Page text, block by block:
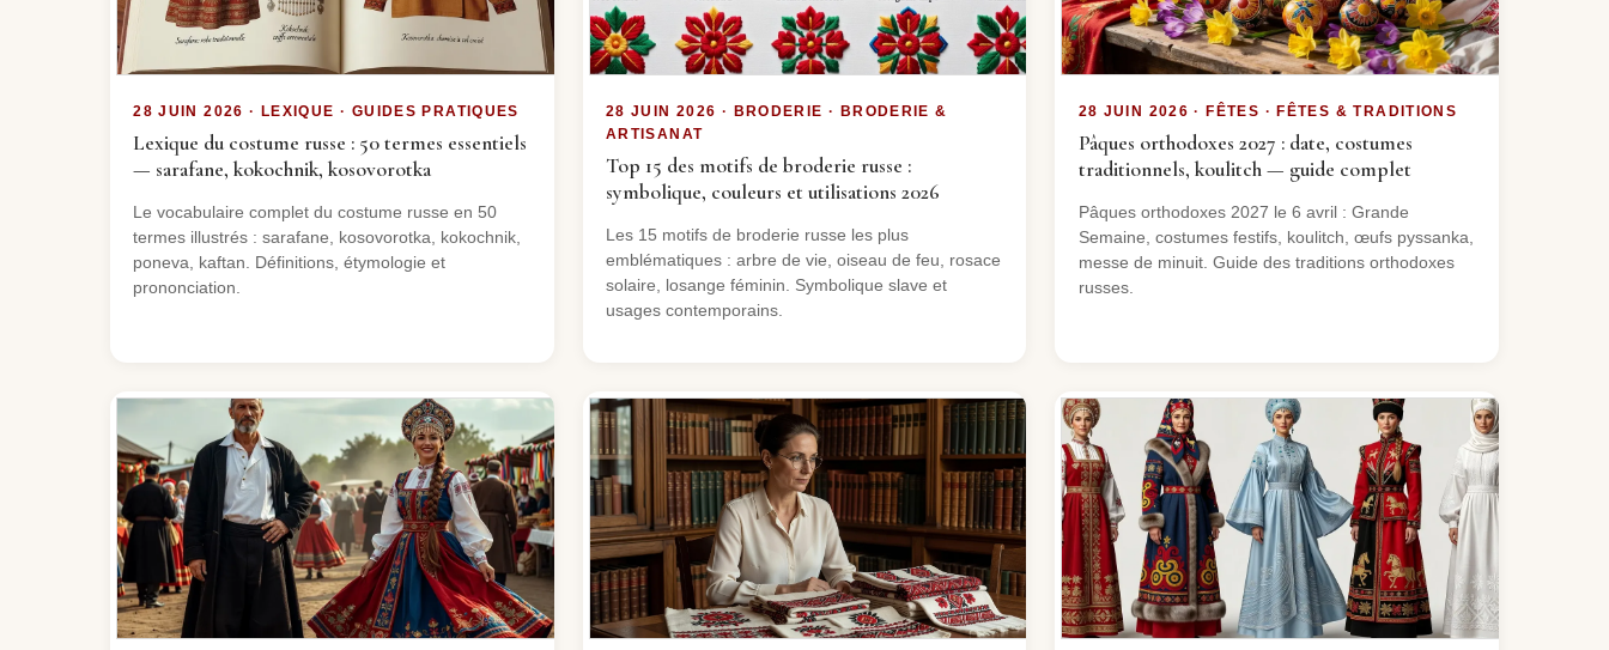
28 JUIN 2026 · LEXIQUE · GUIDES PRATIQUES
Lexique du costume russe : 50 termes essentiels
— sarafane, kokochnik, kosovorotka
Le vocabulaire complet du costume russe en 50
termes illustrés : sarafane, kosovorotka, kokochnik,
poneva, kaftan. Définitions, étymologie et
prononciation.
28 JUIN 2026 · BRODERIE · BRODERIE &
ARTISANAT
Top 15 des motifs de broderie russe :
symbolique, couleurs et utilisations 2026
Les 15 motifs de broderie russe les plus
emblématiques : arbre de vie, oiseau de feu, rosace
solaire, losange féminin. Symbolique slave et
usages contemporains.
28 JUIN 2026 · FÊTES · FÊTES & TRADITIONS
Pâques orthodoxes 2027 : date, costumes
traditionnels, koulitch — guide complet
Pâques orthodoxes 2027 le 6 avril : Grande
Semaine, costumes festifs, koulitch, œufs pyssanka,
messe de minuit. Guide des traditions orthodoxes
russes.